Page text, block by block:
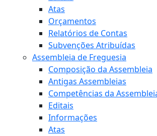
Atas
Orçamentos
Relatórios de Contas
Subvenções Atribuídas
Assembleia de Freguesia
Composição da Assembleia
Antigas Assembleias
Competências da
Editais
Informações
Atas